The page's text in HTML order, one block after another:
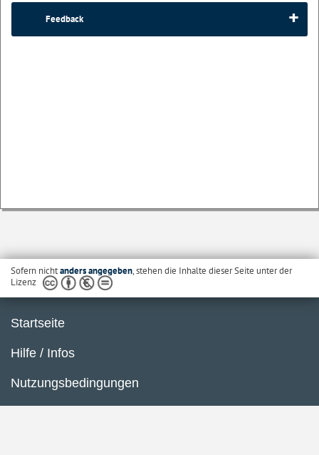
Feedback
Sofern nichtanders angegeben, stehen die Inhalte dieser Seite unter der
Lizenz
Startseite
Hilfe / Infos
Nutzungsbedingungen